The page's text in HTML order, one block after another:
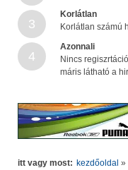
3
Korlátlan
Korlátlan számú
4
Azonnali
Nincs
máris látható a
itt vagy most: kezdőoldal »